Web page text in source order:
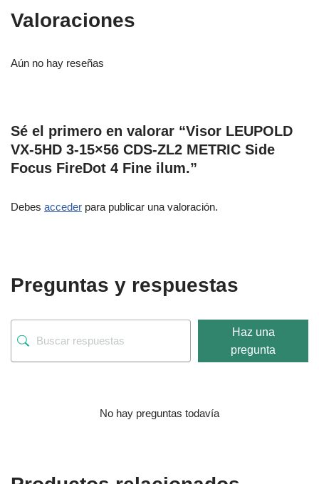
Valoraciones
Aún no hay reseñas
Sé el primero en valorar “Visor LEUPOLD
VX-5HD 3-15×56 CDS-ZL2 METRIC Side
Focus FireDot 4 Fine ilum.”
Debes acceder para publicar una valoración.
Preguntas y respuestas
Haz una
pregunta
No hay preguntas todavía